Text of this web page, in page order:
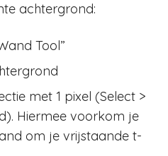
achtergrond:
Tool”
met 1 pixel (Select >
Hiermee voorkom je
om je vrijstaande t-